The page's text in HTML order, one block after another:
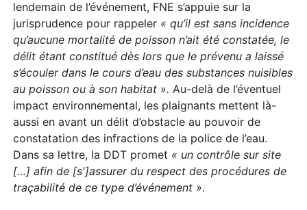
lendemain de l’événement, FNE s’appuie sur la
jurisprudence pour rappeler « qu’il est sansincidence
qu’aucune mortalité de poisson n’ait été constatée, le
délit étant constitué dès lors que le prévenu a laissé
s’écouler dans le cours d’eau des substances nuisibles
au poisson ou à son habitat ». Au-delà de l’éventuel
impact environnemental, les plaignants mettent là-
aussi en avant un délit d’obstacle au pouvoir de
constatation des infractions de la police de l’eau.
Dans sa lettre, la DDT promet « un contrôle sur site
[…] afin de [s']assurer du respect des procédures de
traçabilité de ce type d’événement ».